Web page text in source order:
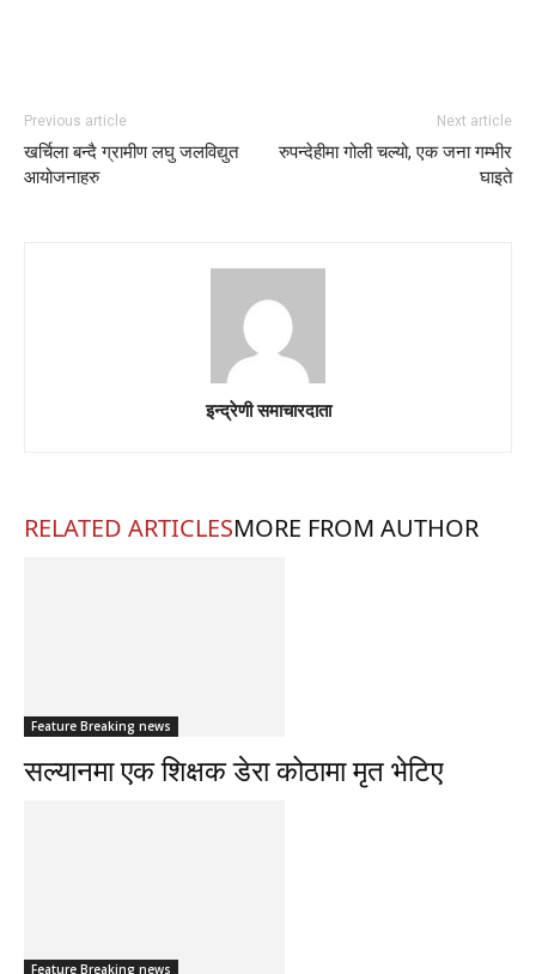
Previous article
खर्चिला बन्दै ग्रामीण लघु जलविद्युत
आयोजनाहरु
Next article
रुपन्देहीमा गोली चल्यो, एक जना गम्भीर
घाइते
इन्द्रेणी समाचारदाता
RELATED ARTICLESMORE FROM AUTHOR
Feature Breaking news
सल्यानमा एक शिक्षक डेरा कोठामा मृत भेटिए
Feature Breaking news